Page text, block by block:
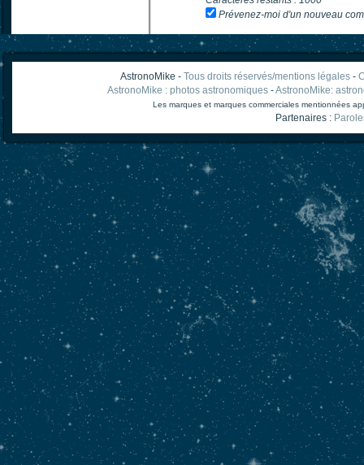
Prévenez-moi d'un nouveau
AstronoMike - Tous droits réservés/mentions légales-
AstronoMike : photos astronomiques -AstronoMike:
Les marques et marques commerciales mentionnées
Partenaires :